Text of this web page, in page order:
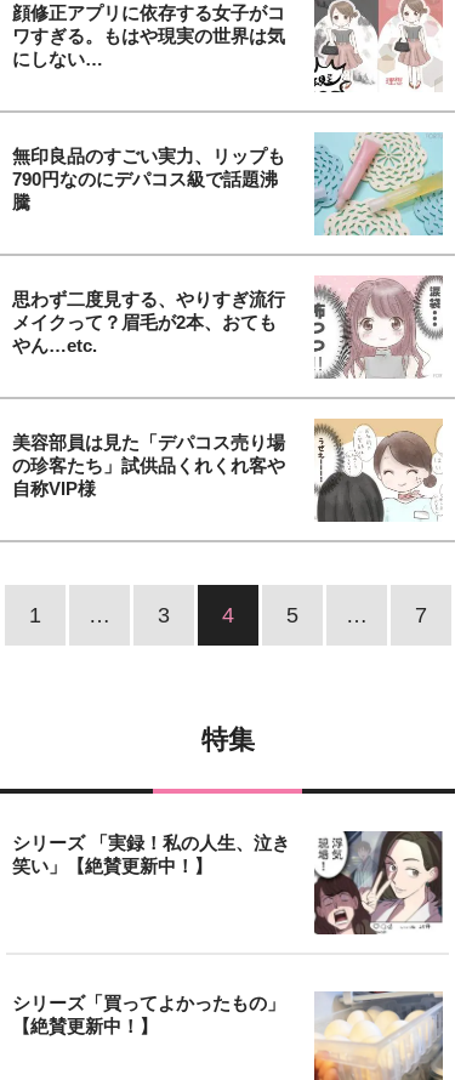
顔修正アプリに依存する女子がコ
ワすぎる。もはや現実の世界は気
にしない…
無印良品のすごい実力、リップも
790円なのにデパコス級で話題沸
騰
思わず二度見する、やりすぎ流行
メイクって？眉毛が2本、おても
やん…etc.
美容部員は見た「デパコス売り場
の珍客たち」試供品くれくれ客や
自称VIP様
1 … 3 4 5 … 7
特集
シリーズ 「実録！私の人生、泣き
笑い」【絶賛更新中！】
シリーズ「買ってよかったもの」
【絶賛更新中！】